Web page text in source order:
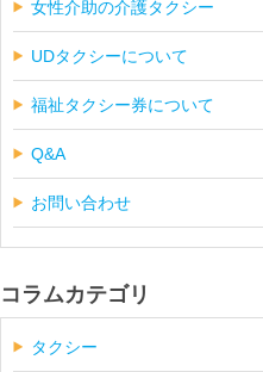
女性介助の介護タクシー
UDタクシーについて
福祉タクシー券について
Q&A
お問い合わせ
コラムカテゴリ
タクシー